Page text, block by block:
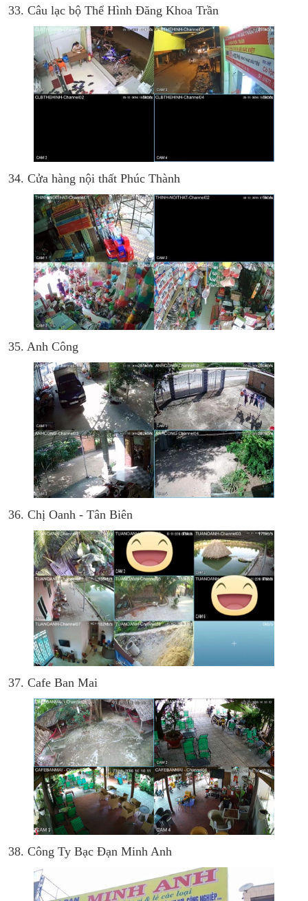
33. Câu lạc bộ Thể Hình Đăng Khoa Trần
34. Cửa hàng nội thất Phúc Thành
35. Anh Công
36. Chị Oanh - Tân Biên
37. Cafe Ban Mai
38. Công Ty Bạc Đạn Minh Anh